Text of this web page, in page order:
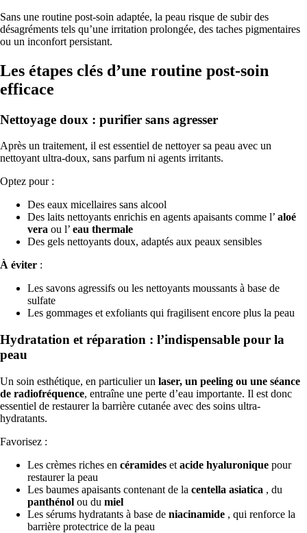
Sans une routine post-soin adaptée, la peau risque de subir des
désagréments tels qu’une irritation prolongée, des taches pigmentaires
ou un inconfort persistant.
Les étapes clés d’une routine post-soin
efficace
Nettoyage doux : purifier sans agresser
Après un traitement, il est essentiel de nettoyer sa peau avec un
nettoyant ultra-doux, sans parfum ni agents irritants.
Optez pour :
Des eaux micellaires sans alcool
Des laits nettoyants enrichis en agents apaisants comme l’ aloé
vera ou l’ eau thermale
Des gels nettoyants doux, adaptés aux peaux sensibles
À éviter :
Les savons agressifs ou les nettoyants moussants à base de
sulfate
Les gommages et exfoliants qui fragilisent encore plus la peau
Hydratation et réparation : l’indispensable pour la
peau
Un soin esthétique, en particulier un laser, un peeling ou une séance
de radiofréquence, entraîne une perte d’eau importante. Il est donc
essentiel de restaurer la barrière cutanée avec des soins ultra-
hydratants.
Favorisez :
Les crèmes riches en céramides et acide hyaluronique pour
restaurer la peau
Les baumes apaisants contenant de la centella asiatica , du
panthénol ou du miel
Les sérums hydratants à base de niacinamide , qui renforce la
barrière protectrice de la peau